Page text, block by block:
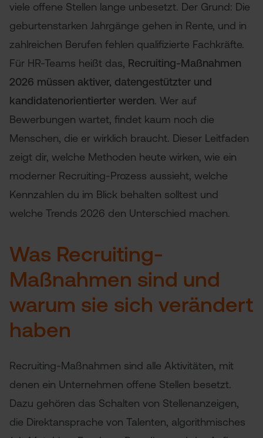
viele offene Stellen lange unbesetzt. Der Grund: Die
geburtenstarken Jahrgänge gehen in Rente, und in
zahlreichen Berufen fehlen qualifizierte Fachkräfte.
Für HR-Teams heißt das, Recruiting-Maßnahmen
2026 müssen aktiver, datengestützter und
kandidatenorientierter werden. Wer auf
Bewerbungen wartet, findet kaum noch die
Menschen, die er wirklich braucht. Dieser Leitfaden
zeigt dir, welche Methoden heute wirken, wie ein
moderner Recruiting-Prozess aussieht, welche
Kennzahlen du im Blick behalten solltest und
welche Trends 2026 den Unterschied machen.
Was Recruiting-
Maßnahmen sind und
warum sie sich verändert
haben
Recruiting-Maßnahmen sind alle Aktivitäten, mit
denen ein Unternehmen offene Stellen besetzt.
Dazu gehören das Schalten von Stellenanzeigen,
die Direktansprache von Talenten, algorithmisches